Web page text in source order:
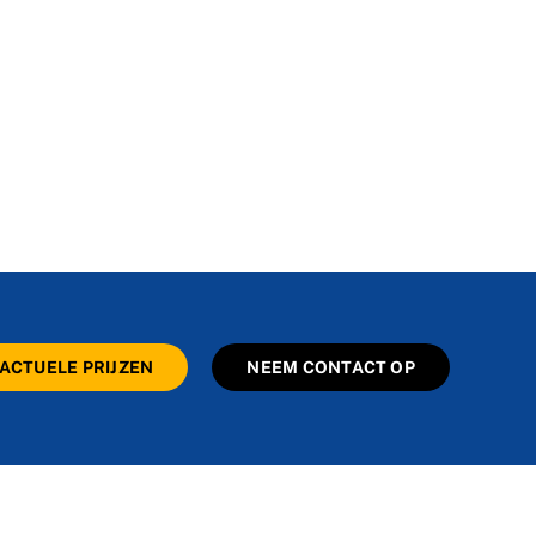
PRIJZEN NEEM CONTACT OP